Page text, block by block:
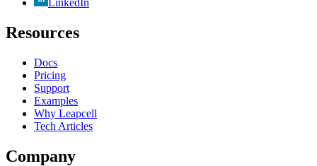
LinkedIn
Resources
Docs
Pricing
Support
Examples
Why Leapcell
Tech Articles
Company